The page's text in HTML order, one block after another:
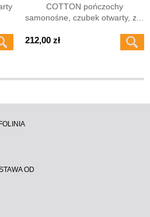
COTTON pończochy
samonośne, czubek otwarty, z...
212,00 zł
OD